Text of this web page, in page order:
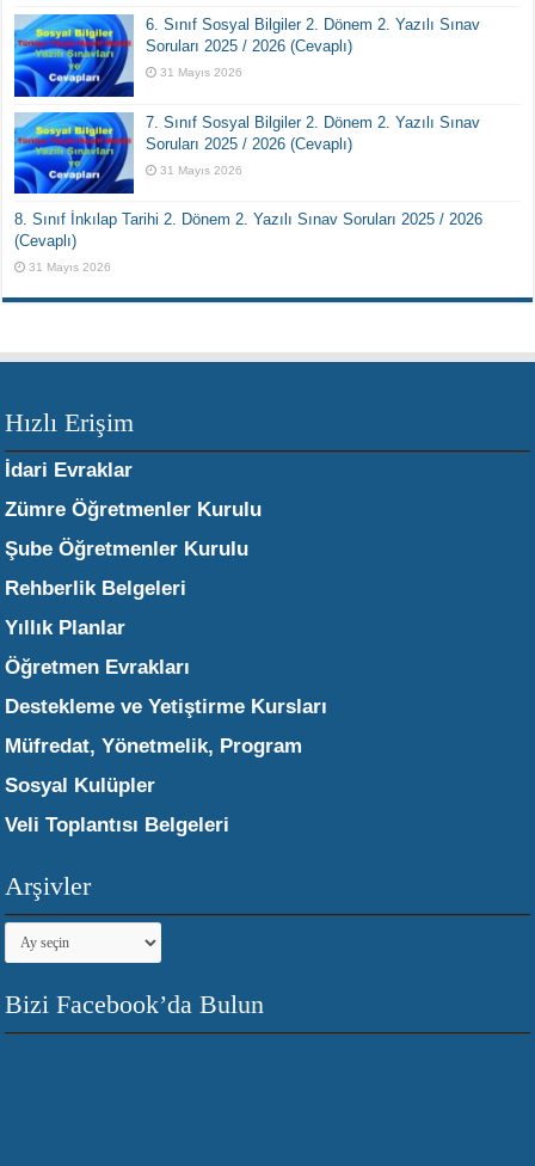
6. Sınıf Sosyal Bilgiler 2. Dönem 2. Yazılı Sınav
Soruları 2025 / 2026 (Cevaplı)
31 Mayıs 2026
7. Sınıf Sosyal Bilgiler 2. Dönem 2. Yazılı Sınav
Soruları 2025 / 2026 (Cevaplı)
31 Mayıs 2026
8. Sınıf İnkılap Tarihi 2. Dönem 2. Yazılı Sınav Soruları 2025 / 2026
(Cevaplı)
31 Mayıs 2026
Hızlı Erişim
İdari Evraklar
Zümre Öğretmenler Kurulu
Şube Öğretmenler Kurulu
Rehberlik Belgeleri
Yıllık Planlar
Öğretmen Evrakları
Destekleme ve Yetiştirme Kursları
Müfredat, Yönetmelik, Program
Sosyal Kulüpler
Veli Toplantısı Belgeleri
Arşivler
Arşivler
Bizi Facebook’da Bulun